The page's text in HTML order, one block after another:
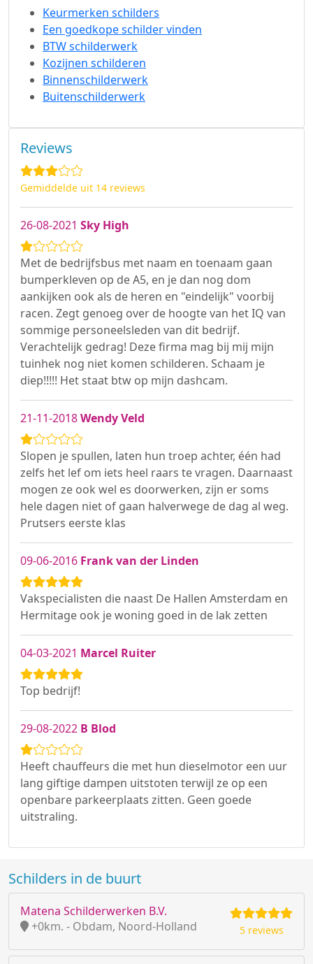
Keurmerken schilders
Een goedkope schilder vinden
BTW schilderwerk
Kozijnen schilderen
Binnenschilderwerk
Buitenschilderwerk
Reviews
Gemiddelde uit 14 reviews
26-08-2021 Sky High
Met de bedrijfsbus met naam en toenaam gaan
bumperkleven op de A5, en je dan nog dom
aankijken ook als de heren en "eindelijk" voorbij
racen. Zegt genoeg over de hoogte van het IQ van
sommige personeelsleden van dit bedrijf.
Verachtelijk gedrag! Deze firma mag bij mij mijn
tuinhek nog niet komen schilderen. Schaam je
diep!!!!! Het staat btw op mijn dashcam.
21-11-2018Wendy Veld
Slopen je spullen, laten hun troep achter, één had
zelfs het lef om iets heel raars te vragen. Daarnaast
mogen ze ook wel es doorwerken, zijn er soms
hele dagen niet of gaan halverwege de dag al weg.
Prutsers eerste klas
09-06-2016 Frank van der Linden
Vakspecialisten die naast De Hallen Amsterdam en
Hermitage ook je woning goed in de lak zetten
04-03-2021 Marcel Ruiter
Top bedrijf!
29-08-2022 B Blod
Heeft chauffeurs die met hun dieselmotor een uur
lang giftige dampen uitstoten terwijl ze op een
openbare parkeerplaats zitten. Geen goede
uitstraling.
Schilders in de buurt
Matena Schilderwerken B.V.
+0km. - Obdam, Noord-Holland
5 reviews